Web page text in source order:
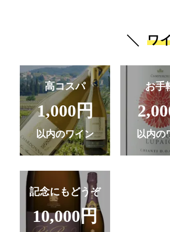
ワ
高コスパ
1,000円
以内のワイン
お
以内の
記念にもどうぞ
10,000円